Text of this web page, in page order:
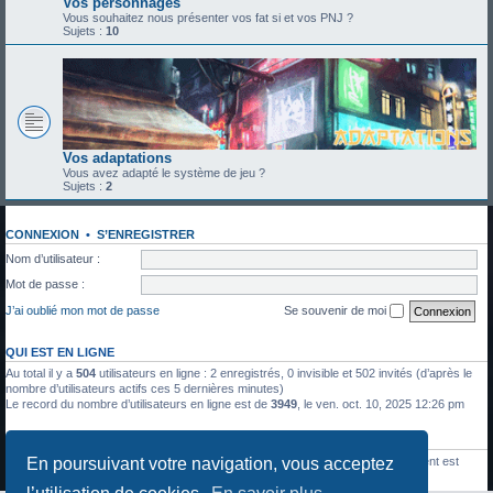
En poursuivant votre navigation, vous acceptez
Vous souhaitez nous présenter vos fat si et vos PNJ ?
Sujets : 10
Vos adaptations
Vous avez adapté le système de jeu ?
Sujets : 2
CONNEXION • S’ENREGISTRER
Nom d’utilisateur :
Mot de passe :
J’ai oublié mon mot de passe
Se souvenir de moi
QUI EST EN LIGNE
Au total il y a 504 utilisateurs en ligne : 2 enregistrés, 0 invisible et 502 invités (d’après le
nombre d’utilisateurs actifs ces 5 dernières minutes)
Le record du nombre d’utilisateurs en ligne est de 3949 , le ven. oct. 10, 2025 12:26 pm
1336messages • 428sujets •27membres • Le membre enregistré le plus récent est
Julien Moreau